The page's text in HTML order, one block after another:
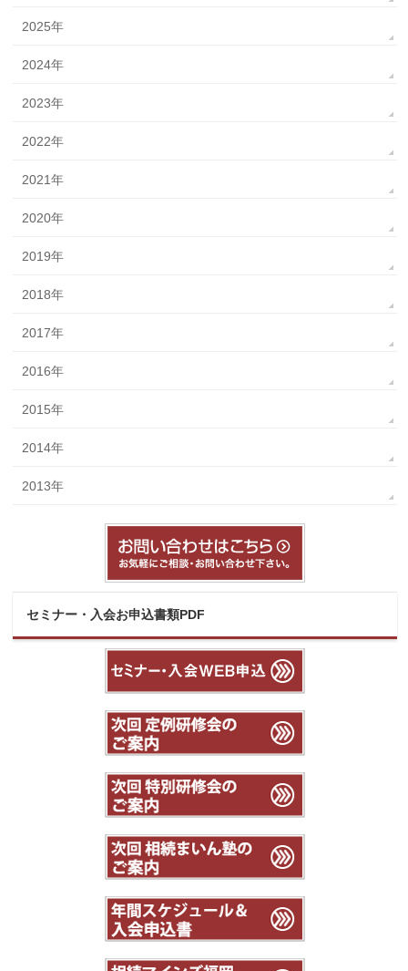
2025年
2024年
2023年
2022年
2021年
2020年
2019年
2018年
2017年
2016年
2015年
2014年
2013年
セミナー・入会お申込書類PDF